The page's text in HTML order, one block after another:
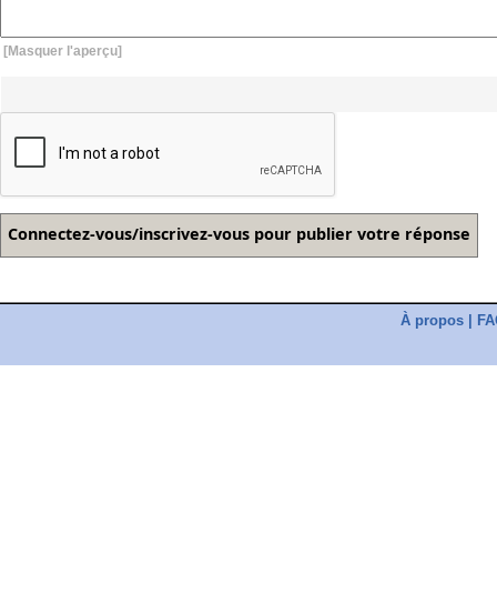
[Masquer l'aperçu]
À propos